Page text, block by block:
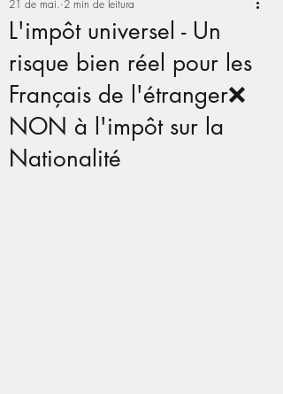
L'impôt universel - Un
risque bien réel pour les
Français de l'étranger❌
NON à l'impôt sur la
Nationalité
21 de mai. 2 min de leitura